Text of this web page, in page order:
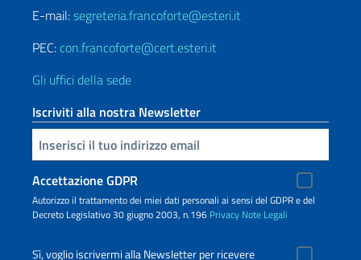
E-mail:segreteria.francoforte@esteri.it
PEC: con.francoforte@cert.esteri.it
Gli uffici della sede
Iscriviti alla nostra Newsletter
Inserisci la tua email
Accettazione GDPR
Autorizzo il trattamento dei miei dati personali ai sensi del GDPR e del
Decreto Legislativo 30 giugno 2003, n.196 Privacy Note Legali
Sì, voglio iscrivermi alla Newsletter per ricevere